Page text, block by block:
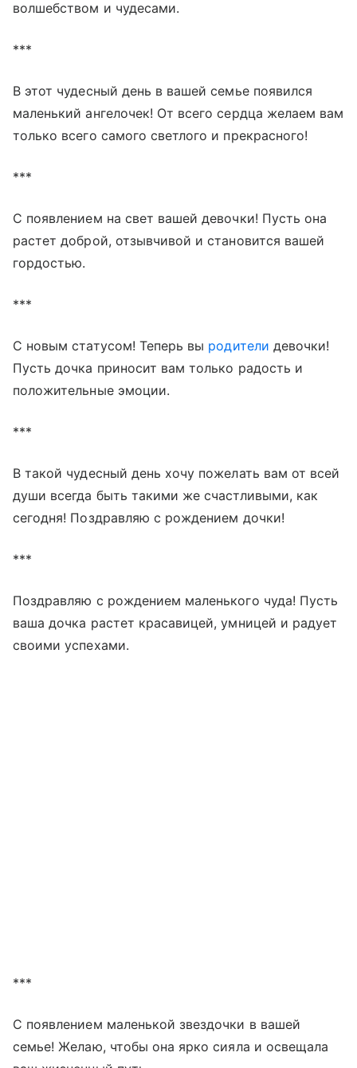
волшебством и чудесами.
***
В этот чудесный день в вашей семье появился
маленький ангелочек! От всего сердца желаем вам
только всего самого светлого и прекрасного!
***
С появлением на свет вашей девочки! Пусть она
растет доброй, отзывчивой и становится вашей
гордостью.
***
С новым статусом! Теперь вы родители девочки!
Пусть дочка приносит вам только радость и
положительные эмоции.
***
В такой чудесный день хочу пожелать вам от всей
души всегда быть такими же счастливыми, как
сегодня! Поздравляю с рождением дочки!
***
Поздравляю с рождением маленького чуда! Пусть
ваша дочка растет красавицей, умницей и радует
своими успехами.
***
С появлением маленькой звездочки в вашей
семье! Желаю, чтобы она ярко сияла и освещала